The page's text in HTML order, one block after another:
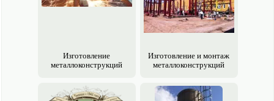
Изготовление
металлоконструкций
Изготовление и монтаж
металлоконструкций